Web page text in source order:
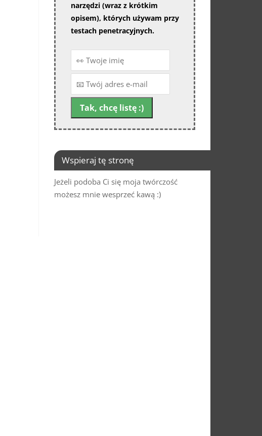
narzędzi (wraz z krótkim
opisem), których używam przy
testach penetracyjnych.
Wspieraj tę stronę
Jeżeli podoba Ci się moja twórczość
możesz mnie wesprzeć kawą :)